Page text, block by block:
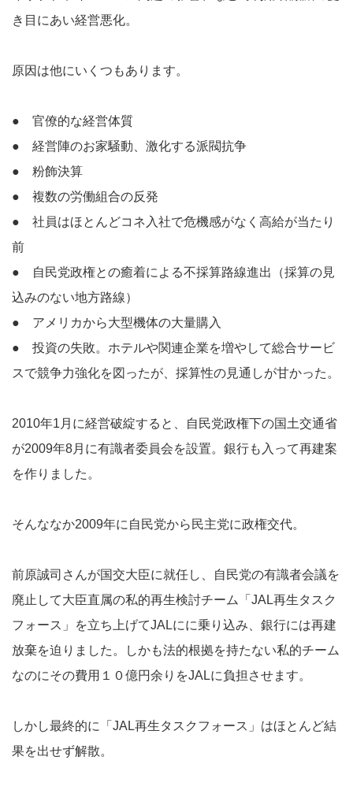
き目にあい経営悪化。
原因は他にいくつもあります。
● 官僚的な経営体質
● 経営陣のお家騒動、激化する派閥抗争
● 粉飾決算
● 複数の労働組合の反発
● 社員はほとんどコネ入社で危機感がなく高給が当たり
前
● 自民党政権との癒着による不採算路線進出（採算の見
込みのない地方路線）
● アメリカから大型機体の大量購入
● 投資の失敗。ホテルや関連企業を増やして総合サービ
スで競争力強化を図ったが、採算性の見通しが甘かった。
2010年1月に経営破綻すると、自民党政権下の国土交通省
が2009年8月に有識者委員会を設置。銀行も入って再建案
を作りました。
そんななか2009年に自民党から民主党に政権交代。
前原誠司さんが国交大臣に就任し、自民党の有識者会議を
廃止して大臣直属の私的再生検討チーム「JAL再生タスク
フォース」を立ち上げてJALにに乗り込み、銀行には再建
放棄を迫りました。しかも法的根拠を持たない私的チーム
なのにその費用１０億円余りをJALに負担させます。
しかし最終的に「JAL再生タスクフォース」はほとんど結
果を出せず解散。